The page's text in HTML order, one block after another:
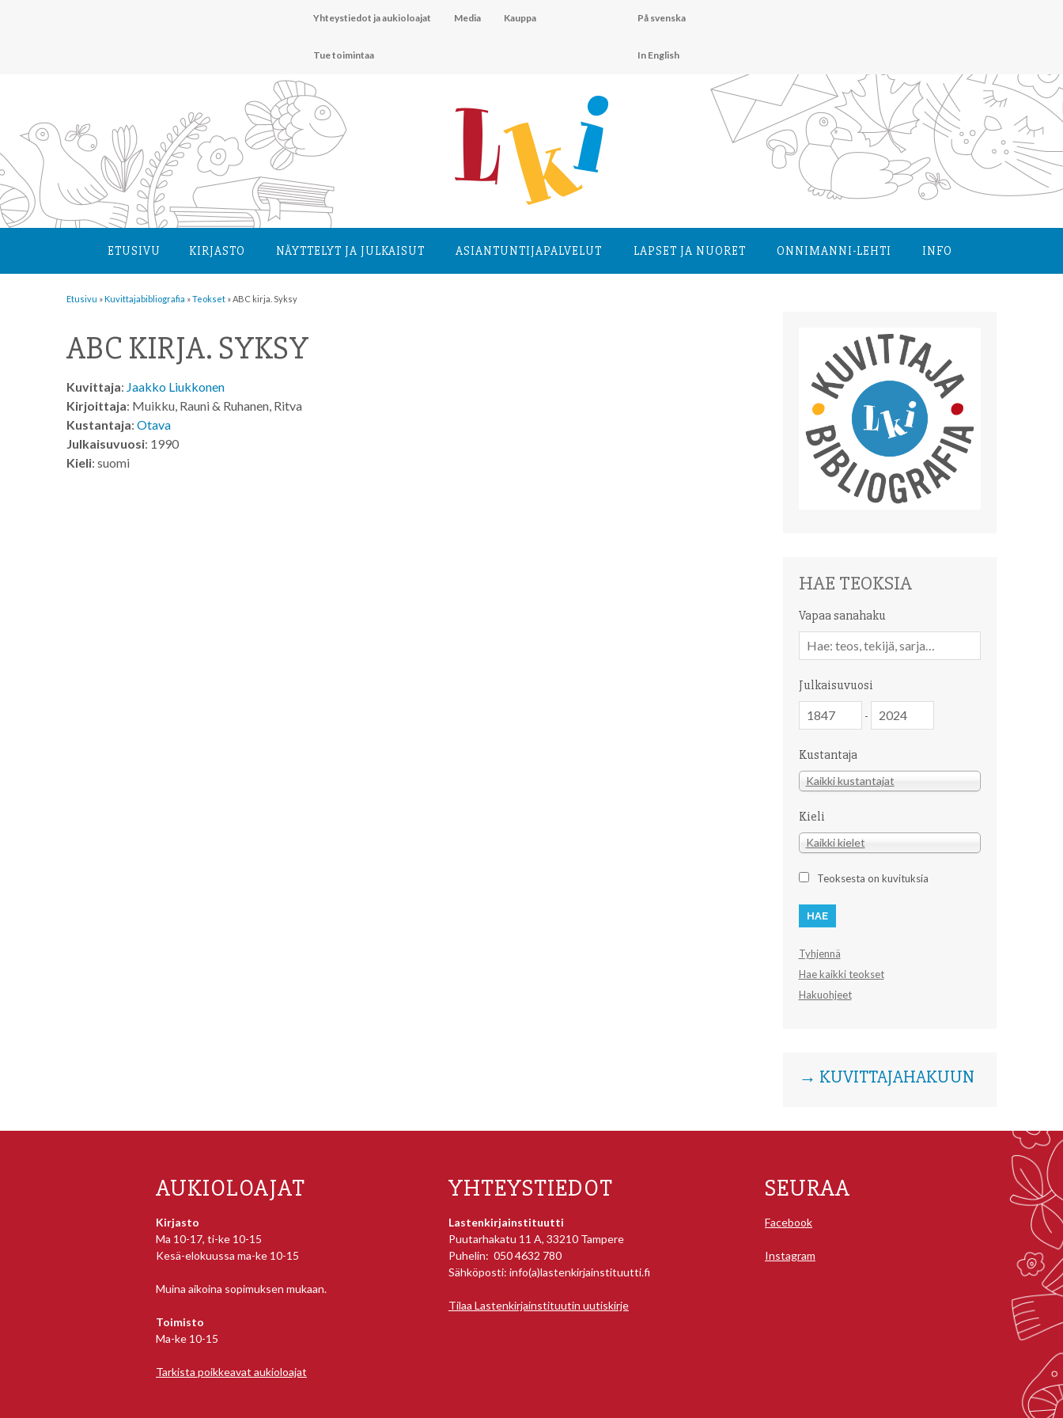
Yhteystiedot ja aukioloajat Media Kauppa
Tue toimintaa
På svenska
In English
ETUSIVU KIRJASTO NÄYTTELYT JA JULKAISUT ASIANTUNTIJA­PALVELUT LAPSET JA NUORET ONNIMANNI-LEHTI INFO
Etusivu »Kuvittaja­bibliografia »Teokset » ABC kirja. Syksy
ABC KIRJA. SYKSY
Kuvittaja: Jaakko Liukkonen
Kirjoittaja: Muikku, Rauni & Ruhanen, Ritva
Kustantaja: Otava
Julkaisuvuosi: 1990
Kieli: suomi
HAE TEOKSIA
Vapaa sanahaku
sanahaku
Julkaisuvuosi
-
Kustantaja
Kustantaja
Kaikki kustantajat
Kieli
Kieli
Kaikki kielet
Teoksesta on kuvituksia
Tyhjennä
Hae kaikki teokset
Hakuohjeet
→ KUVITTAJAHAKUUN
AUKIOLOAJAT
Kirjasto
Ma 10-17, ti-ke 10-15
Kesä-elokuussa ma-ke 10-15
Muina aikoina sopimuksen mukaan.
Toimisto
Ma-ke 10-15
Tarkista poikkeavat aukioloajat
YHTEYSTIEDOT
Lastenkirjainstituutti
Puutarhakatu 11 A, 33210 Tampere
Puhelin: 050 4632 780
Sähköposti: info(a)lastenkirjainstituutti.fi
Tilaa Lastenkirjainstituutin uutiskirje
SEURAA
Facebook
Instagram